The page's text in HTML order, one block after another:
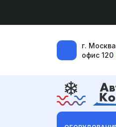
г.
офис 120